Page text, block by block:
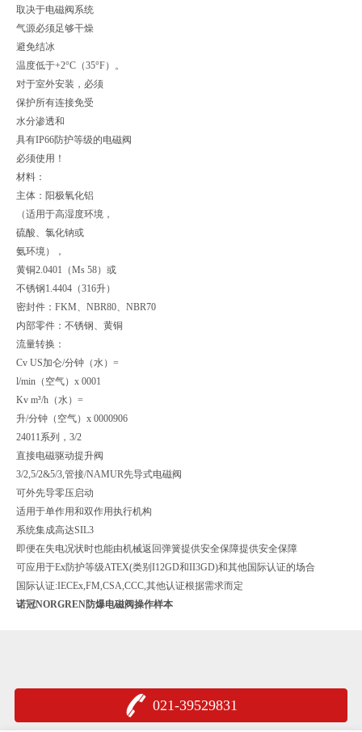
取决于电磁阀系统
气源必须足够干燥
避免结冰
温度低于+2°C（35°F）。
对于室外安装，必须
保护所有连接免受
水分渗透和
具有IP66防护等级的电磁阀
必须使用！
材料：
主体：阳极氧化铝
（适用于高湿度环境，
硫酸、氯化钠或
氨环境），
黄铜2.0401（Ms 58）或
不锈钢1.4404（316升）
密封件：FKM、NBR80、NBR70
内部零件：不锈钢、黄铜
流量转换：
Cv US加仑/分钟（水）=
l/min（空气）x 0001
Kv m³/h（水）=
升/分钟（空气）x 0000906
24011系列，3/2
直接电磁驱动提升阀
3/2,5/2&5/3,管接/NAMUR先导式电磁阀
可外先导零压启动
适用于单作用和双作用执行机构
系统集成高达SIL3
即便在失电况状时也能由机械返回弹簧提供安全保障提供安全保障
可应用于Ex防护等级ATEX(类别I12GD和II3GD)和其他国际认证的场合
国际认证:IECEx,FM,CSA,CCC,其他认证根据需求而定
诺冠NORGREN防爆电磁阀操作样本
021-39529831